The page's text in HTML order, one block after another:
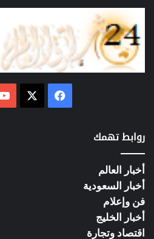
فيسبوك
روابط تهمك
أخبار العالم
أخبار السعودية
فن وإعلام
أخبار الخليج
اقتصاد وتجارة